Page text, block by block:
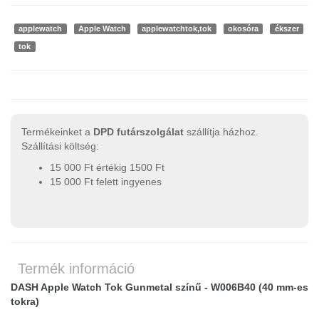
applewatch Apple Watch applewatchtok,tok okosóra ékszer
tok
Termékeinket a DPD futárszolgálat szállítja házhoz.
Szállítási költség:
15 000 Ft értékig 1500 Ft
15 000 Ft felett ingyenes
Termék információ
DASH Apple Watch Tok Gunmetal színű - W006B40 (40 mm-es
tokra)